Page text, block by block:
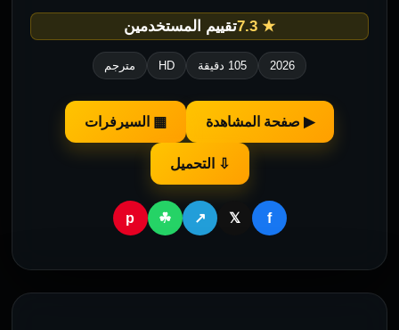
★ 7.3 تقييم المستخدمين
2026 105 دقيقة HD مترجم
▶ صفحة المشاهدة ▦ السيرفرات
⇩ التحميل
f
𝕏
↗
☘
p